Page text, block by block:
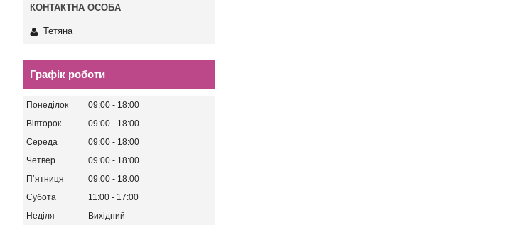
Тетяна
Графік роботи
Понеділок 09:00
18:00
Вівторок
09:00
18:00
Середа
09:00
18:00
Четвер
09:00
18:00
Пʼятниця
09:00
18:00
Субота
11:00
17:00
Неділя
Вихідний